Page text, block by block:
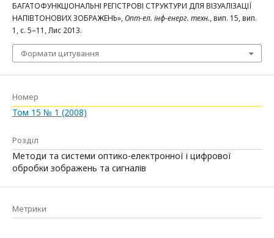
БАГАТОФУНКЦІОНАЛЬНІ РЕГІСТРОВІ СТРУКТУРИ ДЛЯ ВІЗУАЛІЗАЦІЇ
НАПІВТОНОВИХ ЗОБРАЖЕНЬ»,Опт-ел. інф-енерг. техн., вип. 15, вип.
1, с. 5–11, Лис 2013.
Формати цитування
Номер
Том 15 № 1 (2008)
Розділ
Методи та системи оптико-електронної і цифрової
обробки зображень та сигналів
Метрики